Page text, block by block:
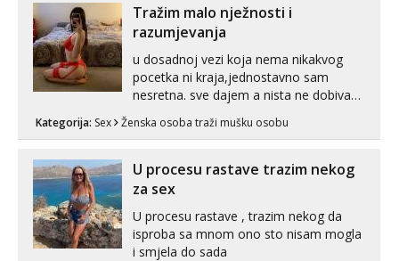
kombinacije halteri, haljine, štikle,
samostojeće itd. Nudim svakakva videa
seksa, puš...
Tražim malo nježnosti i
razumjevanja
u dosadnoj vezi koja nema nikakvog
pocetka ni kraja,jednostavno sam
nesretna. sve dajem a nista ne dobivam
zadovoljiti moje potrebe,ne trazim puno
volim njezan seks i njezne poljupce po
tijelu koji me jako pale,obozavam kad
Kategorija: Sex Ženska osoba traži mušku osobu
U procesu rastave trazim nekog
za sex
U procesu rastave , trazim nekog da
isproba sa mnom ono sto nisam mogla
i smjela do sada